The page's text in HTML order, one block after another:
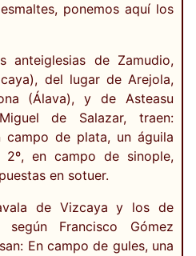
ponemos aquí los
anteiglesias de Zamudio,
del lugar de Arejola,
(Álava), y de Asteasu
de Salazar, traen:
campo de plata, un águila
en campo de sinople,
en sotuer.
de Vizcaya y los de
según Francisco Gómez
En campo de gules, una